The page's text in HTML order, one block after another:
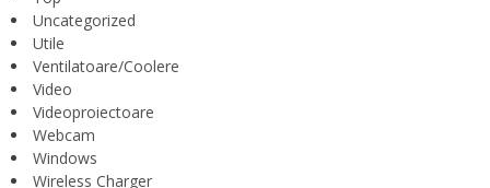
Uncategorized
Utile
Ventilatoare/Coolere
Video
Videoproiectoare
Webcam
Windows
Wireless Charger